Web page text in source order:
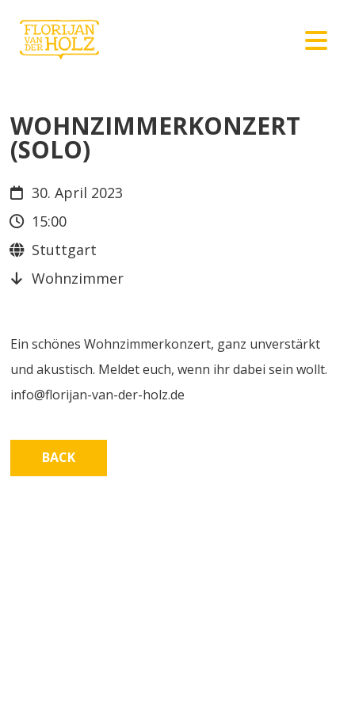
WOHNZIMMERKONZERT
(SOLO)
30. April 2023
15:00
Stuttgart
Wohnzimmer
Ein schönes Wohnzimmerkonzert, ganz unverstärkt
und akustisch. Meldet euch, wenn ihr dabei sein wollt.
info@florijan-van-der-holz.de
BACK